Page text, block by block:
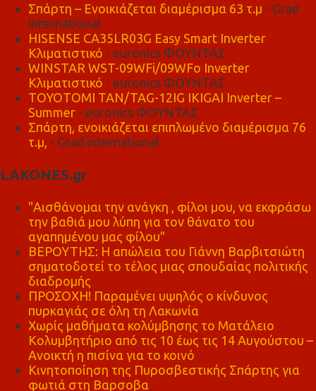
Σπάρτη – Ενοικιάζεται διαμέρισμα 63 τ.μ - Grad
international
HISENSE CA35LR03G Easy Smart Inverter
Κλιματιστικό - euronics ΦΟΥΝΤΑΣ
WINSTAR WST-09WFi/09WFo Inverter
Κλιματιστικό - euronics ΦΟΥΝΤΑΣ
TOYOTOMI TAN/TAG-12IG IKIGAI Inverter –
Summer - euronics ΦΟΥΝΤΑΣ
Σπάρτη, ενοικιάζεται επιπλωμένο διαμέρισμα 76
τ.μ, - Grad international
LAKONES.gr
"Αισθάνομαι την ανάγκη , φίλοι μου, να εκφράσω
την βαθιά μου λύπη για τον θάνατο του
αγαπημένου μας φίλου"
ΒΕΡΟΥΤΗΣ: Η απώλεια του Γιάννη Βαρβιτσιώτη
σηματοδοτεί το τέλος μιας σπουδαίας πολιτικής
διαδρομής
ΠΡΟΣΟΧΗ! Παραμένει υψηλός ο κίνδυνος
πυρκαγιάς σε όλη τη Λακωνία
Χωρίς μαθήματα κολύμβησης το Ματάλειο
Κολυμβητήριο από τις 10 έως τις 14 Αυγούστου –
Ανοικτή η πισίνα για το κοινό
Κινητοποίηση της Πυροσβεστικής Σπάρτης για
φωτιά στη Βαρσοβα